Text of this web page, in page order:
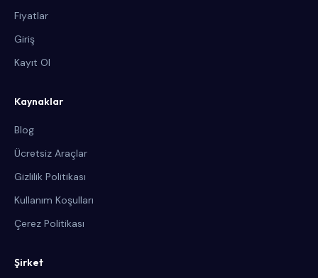
Fiyatlar
Giriş
Kayıt Ol
Kaynaklar
Blog
Ücretsiz Araçlar
Gizlilik Politikası
Kullanım Koşulları
Çerez Politikası
Şirket